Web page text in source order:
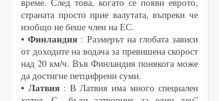
страната просто прие валутата, въпреки че
изобщо не беше член на ЕС.
• Финландия : Размерът на глобата зависи
от доходите на водача за превишена скорост
над 20 км/ч. Във Финландия понякога може
да достигне петцифрени суми.
• Латвия: В Латвия има много специален